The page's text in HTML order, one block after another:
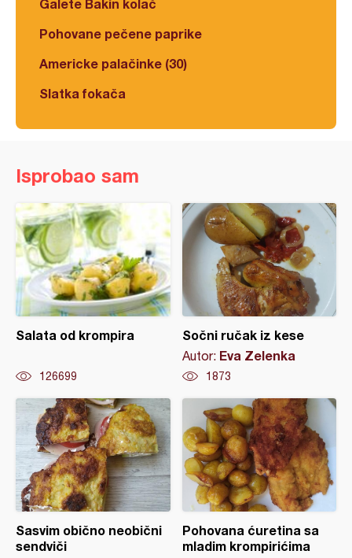
Galete Bakin kolač
Pohovane pečene paprike
Americke palačinke (30)
Slatka fokača
Isprobao sam
Salata od krompira
126699
Sočni ručak iz kese
Autor: Eva Zelenka
1873
Sasvim obično neobični
sendviči
Pohovana ćuretina sa
mladim krompirićima